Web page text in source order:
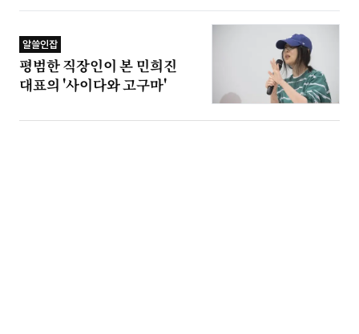
알쓸인잡
평범한 직장인이 본 민희진
대표의 '사이다와 고구마'